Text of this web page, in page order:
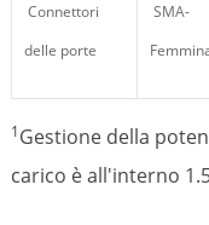
Connettori
delle porte
SMA-
1Gestione della
carico è all'interno